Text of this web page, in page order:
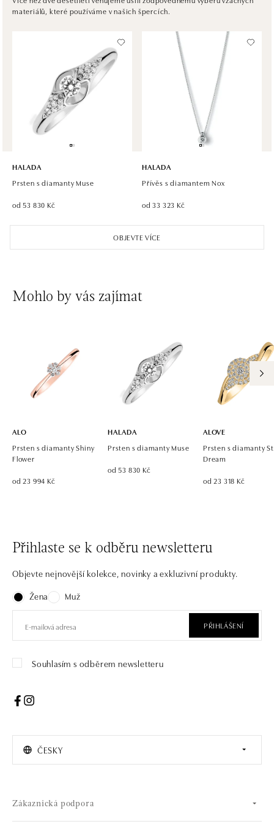
tel.: +421 917 090 372
Halada OC Aupark, Bratislava
Einsteinova 18, 851 01 Bratislava
tel.: +421 917 090 891
dnes otevřeno do 21:00
materiálů, které používáme v našich špercích.
OBJEVTE VÍCE
HALADA
Prsten s diamanty Muse
od 53 830 Kč
HALADA
Přívěs s diamantem Nox
od 33 323 Kč
Mohlo by vás zajímat
ALO
Prsten s diamanty Shiny
Flower
od 23 994 Kč
HALADA
Prsten s diamanty Muse
od 53 830 Kč
ALOVE
Prsten s diamanty
Dream
od 23 318 Kč
Přihlaste se k odběru newsletteru
Objevte nejnovější kolekce, novinky a exkluzivní produkty.
Žena
Muž
PŘIHLÁŠENÍ
Souhlasím s odběrem newsletteru
ČESKY
Zákaznická podpora